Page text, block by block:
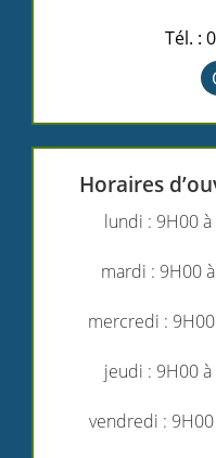
Tél. :
Horaires
lundi : 9H00
mardi : 9H00
mercredi :
jeudi : 9H00
vendredi :